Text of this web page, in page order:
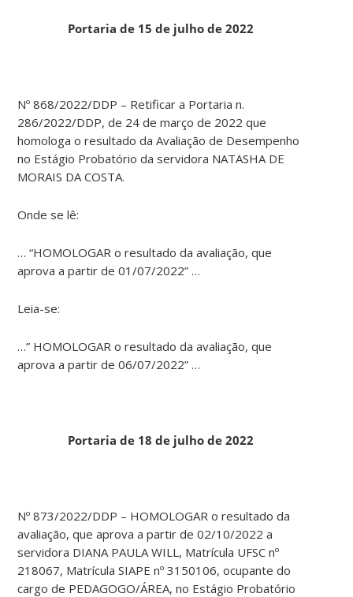
Portaria de 15 de julho de 2022
Nº 868/2022/DDP – Retificar a Portaria n.
286/2022/DDP, de 24 de março de 2022 que
homologa o resultado da Avaliação de Desempenho
no Estágio Probatório da servidora NATASHA DE
MORAIS DA COSTA.
Onde se lê:
… “HOMOLOGAR o resultado da avaliação, que
aprova a partir de 01/07/2022” …
Leia-se:
…” HOMOLOGAR o resultado da avaliação, que
aprova a partir de 06/07/2022” …
Portaria de 18 de julho de 2022
Nº 873/2022/DDP – HOMOLOGAR o resultado da
avaliação, que aprova a partir de 02/10/2022 a
servidora DIANA PAULA WILL, Matrícula UFSC nº
218067, Matrícula SIAPE nº 3150106, ocupante do
cargo de PEDAGOGO/ÁREA, no Estágio Probatório